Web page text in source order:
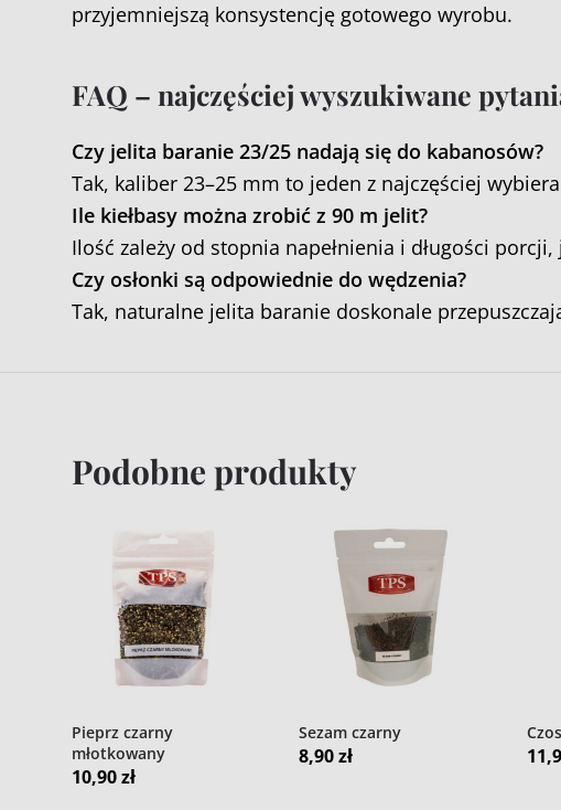
przyjemniejszą konsystencję gotowego wyrobu.
FAQ – najczęściej wyszukiwane
Czy jelita baranie 23/25 nadają się do kabanosów?
Tak, kaliber 23–25 mm to jeden z najczęściej
Ile kiełbasy można zrobić z 90 m jelit?
Ilość zależy od stopnia napełnienia i długości
Czy osłonki są odpowiednie do wędzenia?
Tak, naturalne jelita baranie doskonale
Podobne produkty
Pieprz czarny
młotkowany
10,90zł
Sezam czarny
8,90zł